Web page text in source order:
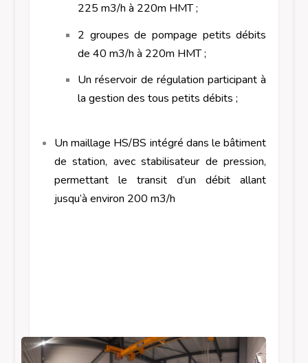
225 m3/h à 220m HMT ;
2 groupes de pompage petits débits
de 40 m3/h à 220m HMT ;
Un réservoir de régulation participant à
la gestion des tous petits débits ;
Un maillage HS/BS intégré dans le bâtiment
de station, avec stabilisateur de pression,
permettant le transit d’un débit allant
jusqu’à environ 200 m3/h